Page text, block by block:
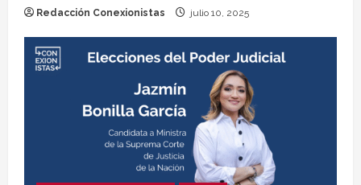
Redacción Conexionistas julio 10, 2025